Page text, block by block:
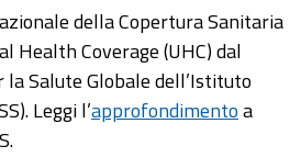
della Copertura Sanitaria
Health Coverage (UHC) dal
Salute Globale dell’Istituto
Leggi l’approfondimentoa